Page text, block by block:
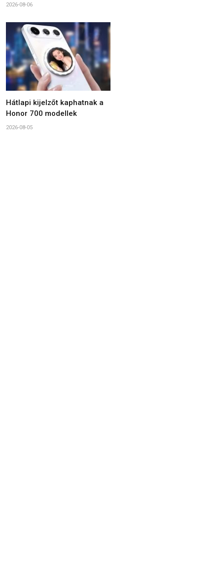
2026-08-06
Hátlapi kijelzőt kaphatnak a
Honor 700 modellek
2026-08-05